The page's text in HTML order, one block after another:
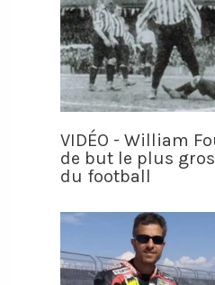
VIDÉO - William
de but le plus
du football